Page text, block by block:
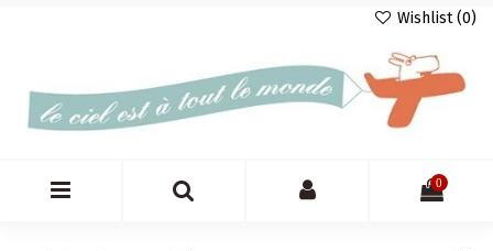
Wishlist (0)
0